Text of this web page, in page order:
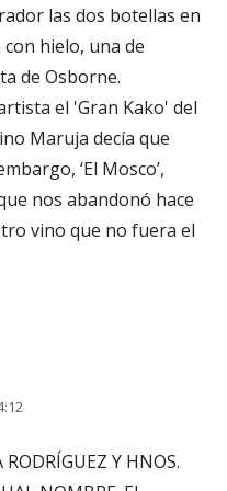
las dos botellas en
hielo, una de
de Osborne.
el 'Gran Kako' del
Maruja decía que
‘El Mosco’,
nos abandonó hace
vino que no fuera el
Y HNOS.